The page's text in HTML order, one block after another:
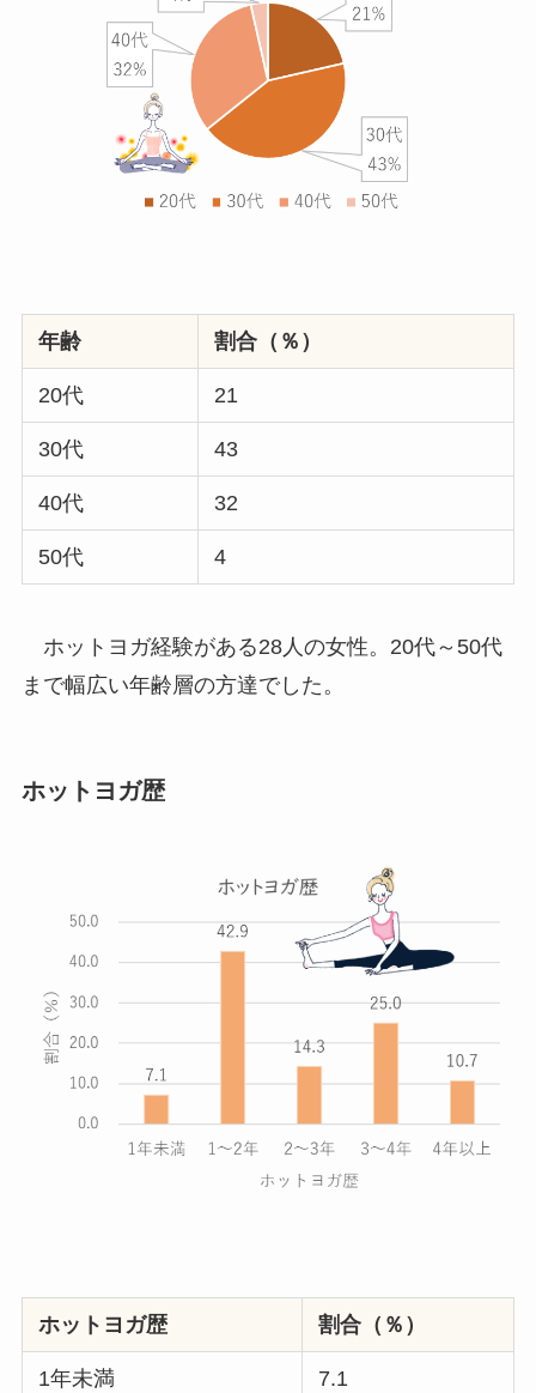
年齢 割合（％）
20代 21
30代 43
40代 32
50代 4
ホットヨガ経験がある28人の女性。20代～50代
まで幅広い年齢層の方達でした。
ホットヨガ歴
ホットヨガ歴 割合（％）
1年未満 7.1